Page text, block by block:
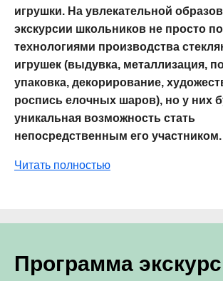
игрушки. На увлекательной
экскурсии школьников не просто
технологиями производства
игрушек (выдувка, металлизация,
упаковка, декорирование,
роспись елочных шаров), но у них
уникальная возможность стать
непосредственным его участником.
Читать полностью
Программа